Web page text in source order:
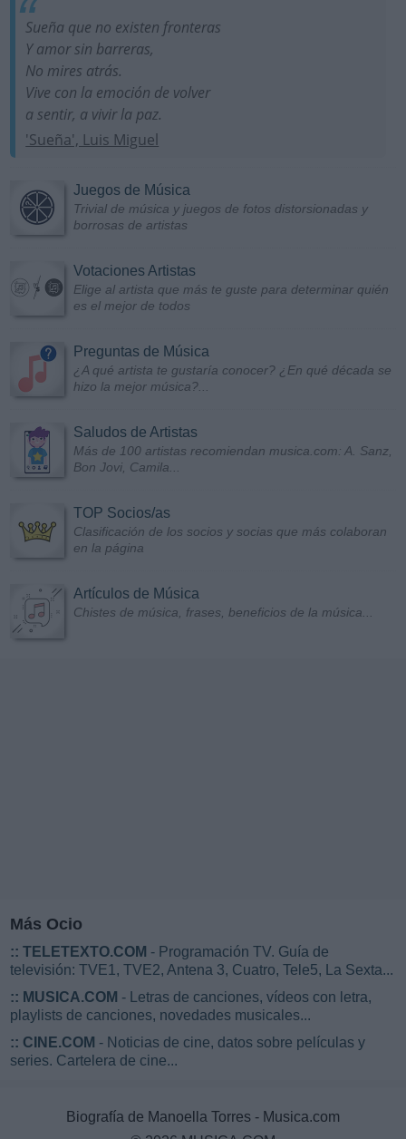
Sueña que no existen fronteras
Y amor sin barreras,
No mires atrás.
Vive con la emoción de volver
a sentir, a vivir la paz.
'Sueña', Luis Miguel
Juegos de Música
Trivial de música y juegos de fotos distorsionadas y
borrosas de artistas
Votaciones Artistas
Elige al artista que más te guste para determinar quién
es el mejor de todos
Preguntas de Música
¿A qué artista te gustaría conocer? ¿En qué década se
hizo la mejor música?...
Saludos de Artistas
Más de 100 artistas recomiendan musica.com: A. Sanz,
Bon Jovi, Camila...
TOP Socios/as
Clasificación de los socios y socias que más colaboran
en la página
Artículos de Música
Chistes de música, frases, beneficios de la música...
Más Ocio
:: TELETEXTO.COM - Programación TV. Guía de
televisión: TVE1, TVE2, Antena 3, Cuatro, Tele5, La Sexta...
:: MUSICA.COM - Letras de canciones, vídeos con letra,
playlists de canciones, novedades musicales...
:: CINE.COM - Noticias de cine, datos sobre películas y
series. Cartelera de cine...
Biografía de Manoella Torres - Musica.com